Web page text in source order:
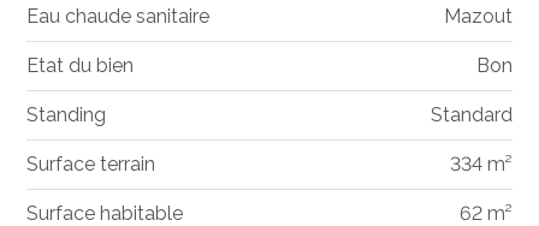
Eau chaude sanitaire Mazout
Etat du bien Bon
Standing Standard
Surface terrain 334 m²
Surface habitable 62 m²